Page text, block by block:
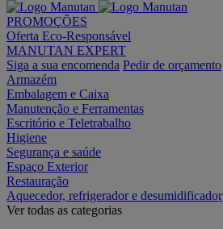
PROMOÇÕES
Oferta Eco-Responsável
MANUTAN EXPERT
Siga a sua encomenda Pedir de orçamento
Armazém
Embalagem e Caixa
Manutenção e Ferramentas
Escritório e Teletrabalho
Higiene
Segurança e saúde
Espaço Exterior
Restauração
Aquecedor, refrigerador e desumidificador
Ver todas as categorias